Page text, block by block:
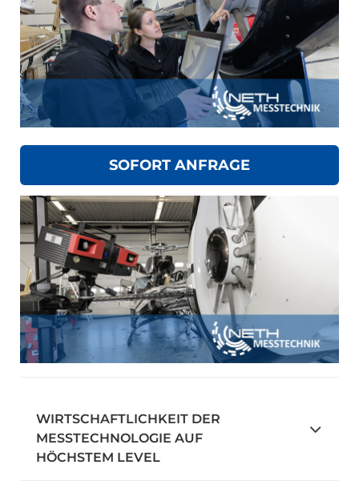
SOFORT ANFRAGE
WIRTSCHAFTLICHKEIT DER
MESSTECHNOLOGIE AUF
HÖCHSTEM LEVEL